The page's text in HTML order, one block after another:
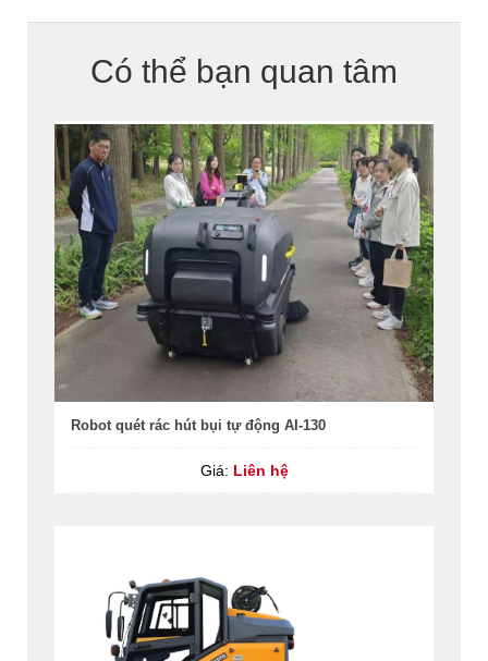
Có thể bạn quan tâm
Robot quét rác hút bụi tự động AI-130
Giá: Liên hệ